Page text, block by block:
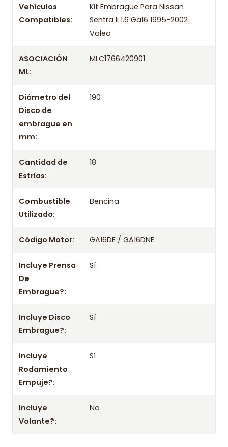
OEM / Códigos equivalentes
Información técnica
Producto
Información de compra
Entrega el mismo día en comunas aplicables de Santiago si
compras antes de las 10:30 de lunes a viernes. Realizamos
despachos a todo Chile.
- Prensa
- Rodamiento / Collarín
1995 1996 1997 1998 1999 2000 2001 2002
Información importante
- Mejora el rendimiento y la confiabilidad con este kit.
vehículo.
Vehículos
Compatibles:
Kit Embrague Para Nissan
Sentra Ii 1.6 Ga16 1995-2002
Valeo
ASOCIACIÓN
ML:
MLC1766420901
Diámetro del
Disco de
embrague en
mm:
190
Cantidad de
Estrías:
18
Combustible
Utilizado:
Bencina
Código Motor: GA16DE / GA16DNE
Incluye Prensa
De
Embrague?:
Sí
Incluye Disco
Embrague?:
Sí
Incluye
Rodamiento
Empuje?:
Sí
Incluye
Volante?:
No